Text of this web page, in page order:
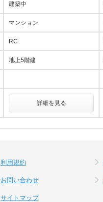
建築中
マンション
RC
地上5階建
詳細を見る
利用規約
お問い合わせ
サイトマップ